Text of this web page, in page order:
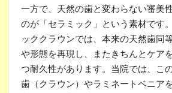
一方で、天然の歯と変わらない審美
のが「セラミック」という素材です
ッククラウンでは、本来の天然歯同
や形態を再現し、またきちんとケア
つ耐久性があります。当院では、こ
歯（クラウン）やラミネートベニア